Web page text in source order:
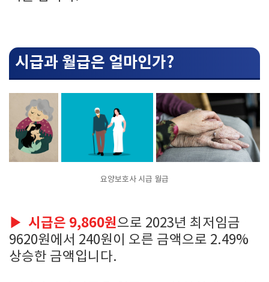
시급과 월급은 얼마인가?
요양보호사 시급 월급
▶ 시급은 9,860원으로 2023년 최저임금
9620원에서 240원이 오른 금액으로 2.49%
상승한 금액입니다.